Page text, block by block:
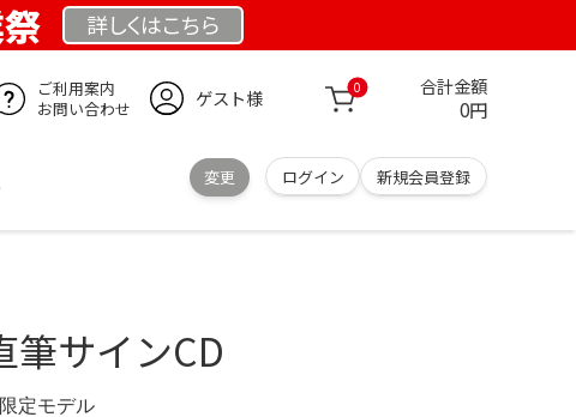
詳しくはこちら
ご利用案内
お問い合わせ
ゲスト様 0 合計金額
0円
変更 ログイン 新規会員登録
サインCD
定モデル